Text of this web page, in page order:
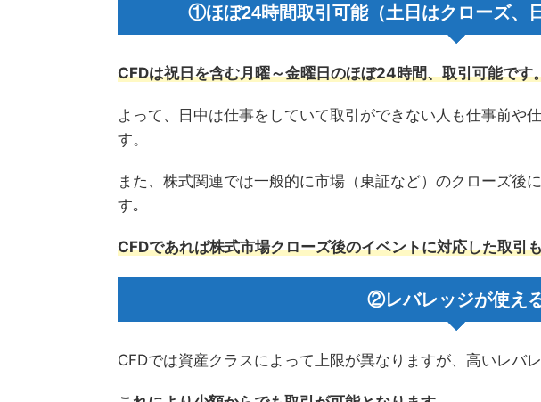
①ほぼ24時間取引可能（土日はクローズ、
CFDは祝日を含む月曜～金曜日のほぼ24時間、取引可能です
よって、日中は仕事をしていて取引ができない人も仕事前や
す。
また、株式関連では一般的に市場（東証など）のクローズ後
す｡
CFDであれば株式市場クローズ後のイベントに対応した取引
②レバレッジが使え
CFDでは資産クラスによって上限が異なりますが、高いレバ